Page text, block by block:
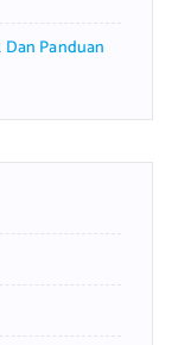
Panduan